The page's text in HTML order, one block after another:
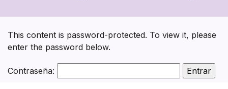
Training
This content is password-protected. To view it, please
enter the password below.
Contraseña: